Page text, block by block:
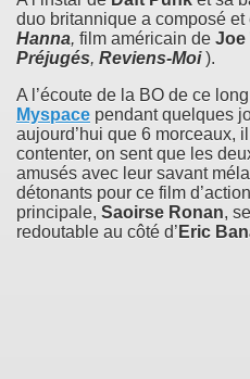
duo britannique a composé
Hanna, film américain de Joe
Préjugés, Reviens-Moi ).
A l’écoute de la BO de ce
Myspace pendant quelques
aujourd’hui que 6 morceaux,
contenter, on sent que les
amusés avec leur savant
détonants pour ce film
principale, Saoirse Ronan,
redoutable au côté d’ Eric